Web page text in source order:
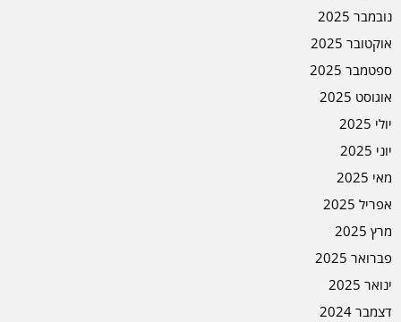
נובמבר 2025
אוקטובר 2025
ספטמבר 2025
אוגוסט 2025
יולי 2025
יוני 2025
מאי 2025
אפריל 2025
מרץ 2025
פברואר 2025
ינואר 2025
דצמבר 2024